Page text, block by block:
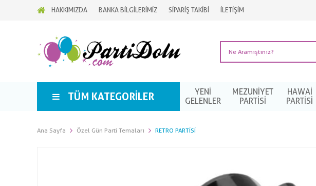
HAKKIMIZDA BANKA BİLGİLERİMİZ SİPARİŞ TAKİBİ İLETİŞİM
TÜM KATEGORILER
YENİ
GELENLER
MEZUNIYET
PARTISI
HAWAI
PARTISI
Ana Sayfa Özel Gün Parti Temaları RETRO PARTISI